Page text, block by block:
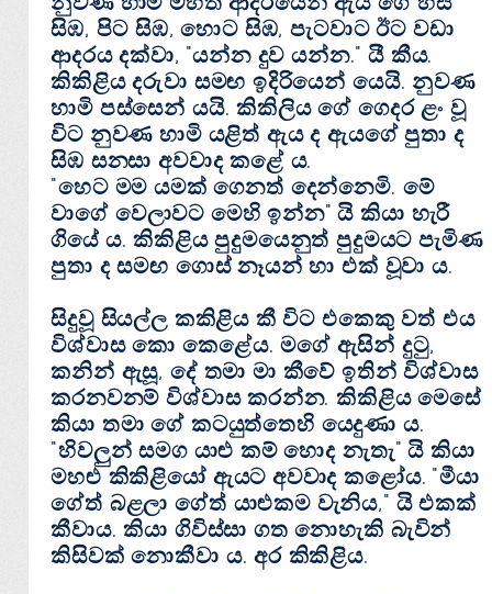
සිඹ, පිට සිඹ, හොට සිඹ, පැටවාට ඊට වඩා
ආදරය දක්‌වා, "යන්න දුව යන්න." යී කීය.
කිකිළිය දරුවා සමඟ ඉදිරියෙන් යෙයි. නුවණ
හාමි පස්‌සෙන් යයි. කිකිලිය ගේ ගෙදර ළං වූ
විට නුවණ හාමි යළිත් ඇය ද ඇයගේ පුතා ද
සිඹ සනසා අවවාද කළේ ය.
"හෙට මම යමක්‌ ගෙනත් දෙන්නෙමි. මේ
වාගේ වෙලාවට මෙහි ඉන්න" යි කියා හැරී
ගියේ ය. කිකිළිය පුදුමයෙනුත් පුදුමයට පැමිණ
පුතා ද සමඟ ගොස්‌ නෑයන් හා එක්‌ වූවා ය.
සිදුවූ සියල්ල කකිළිය කී විට එකෙකු වත් එය
විශ්වාස කො කෙළේය. මගේ ඇසින් දුටු,
කනින් ඇසූ, දේ තමා මා කීවේ ඉතින් විශ්වාස
කරනවනම් විශ්වාස කරන්න. කිකිළිය මෙසේ
කියා තමා ගේ කටයුත්තෙහි යෙදුණා ය.
"හිවලුන් සමග යාළු කම් හොද නැතැ" යි කියා
මහළු කිකිළියෝ ඇයට අවවාද කළෝය. "මීයා
ගේත් බළලා ගේත් යාළුකම වැනිය," යි එකක්‌
කීවාය. කියා ගිවිස්‌සා ගත නොහැකි බැවින්
කිසිවක්‌ නොකීවා ය. අර කිකිළිය.